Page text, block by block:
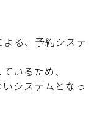
る、予約システ
いるため、
システムとなっ